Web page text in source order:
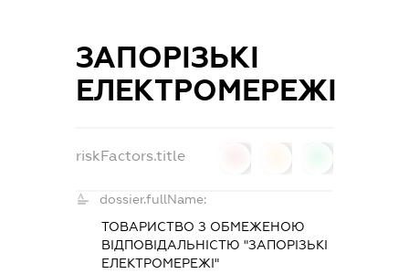
ЗАПОРІЗЬКІ
ЕЛЕКТРОМЕРЕЖІ
riskFactors.title
dossier.fullName:
ТОВАРИСТВО З ОБМЕЖЕНОЮ
ВІДПОВІДАЛЬНІСТЮ "ЗАПОРІЗЬКІ
ЕЛЕКТРОМЕРЕЖІ"